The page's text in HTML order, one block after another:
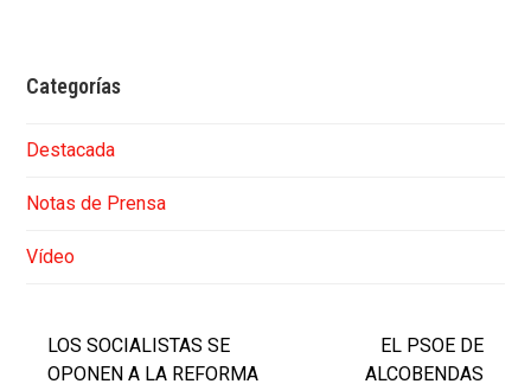
Categorías
Destacada
Notas de Prensa
Vídeo
LOS SOCIALISTAS SE
OPONEN A LA REFORMA
EL PSOE DE
ALCOBENDAS